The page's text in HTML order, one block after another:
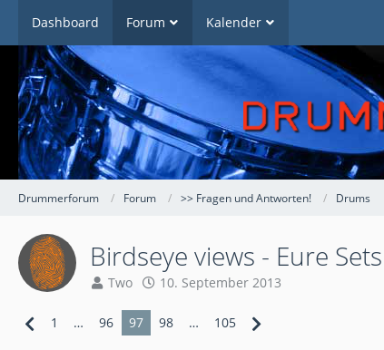
Dashboard Forum Kalender
Drummerforum Forum >> Fragen und Antworten! Drums
Birdseye views - Eure
Two 10. September 2013
1 … 96 97 98 … 105